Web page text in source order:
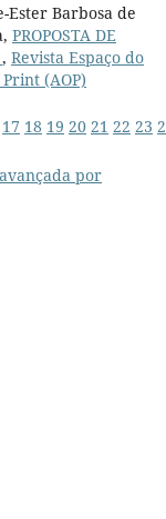
Ester Barbosa de
PROPOSTA DE
, Revista Espaço do
(AOP)
17 18 19 20 21 22 23
por